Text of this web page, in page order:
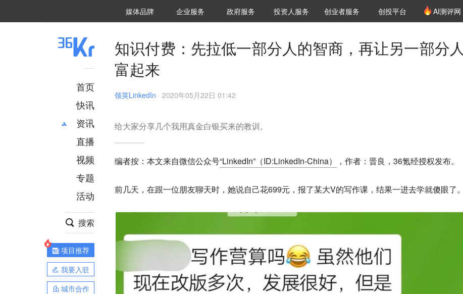
媒体品牌 36Kr研究院
企业服务 城市之窗
政府服务 VClub投资机构库
投资机构职位推介
投资人服务 创投氪堂
创业者服务 创投平台 AI测评网
首页
快讯
资讯
推荐
财经
项目推荐
安徽
直播
视频
专题
活动
搜索
项目推荐
我要入驻
城市合作
知识付费：先拉低一部分人的智商，再让另一部分人
富起来
领英LinkedIn · 2020年05月22日 01:42
给大家分享几个我用真金白银买来的教训。
编者按：本文来自微信公众号“LinkedIn”（ID:LinkedIn-China） ，作者：晋良，36氪经授权发布。
前几天，在跟一位朋友聊天时，她说自己花699元，报了某大V的写作课，结果一进去学就傻眼了。